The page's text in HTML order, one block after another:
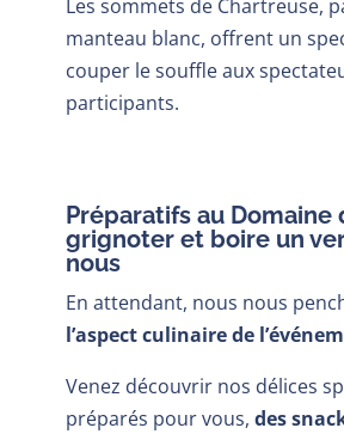
Les sommets de Chartreuse,
manteau blanc, offrent un
couper le souffle aux
participants.
Préparatifs au Domaine
grignoter et boire un
nous
En attendant, nous nous
l’aspect culinaire de
Venez découvrir nos délices
préparés pour vous, des